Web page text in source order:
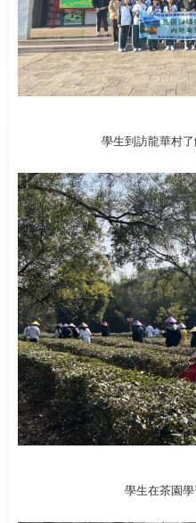
學生到訪龍華村
學生在茶園